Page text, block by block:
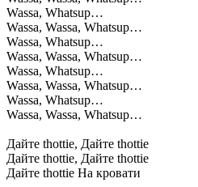
Wassa, Whatsup…
Wassa, Wassa, Whatsup…
Wassa, Whatsup…
Wassa, Wassa, Whatsup…
Wassa, Whatsup…
Wassa, Wassa, Whatsup…
Wassa, Whatsup…
Wassa, Wassa, Whatsup…
Дайте thottie, Дайте thottie
Дайте thottie, Дайте thottie
Дайте thottie На кровати